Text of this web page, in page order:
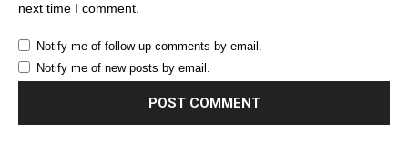
next time I comment.
Notify me of follow-up comments by email.
Notify me of new posts by email.